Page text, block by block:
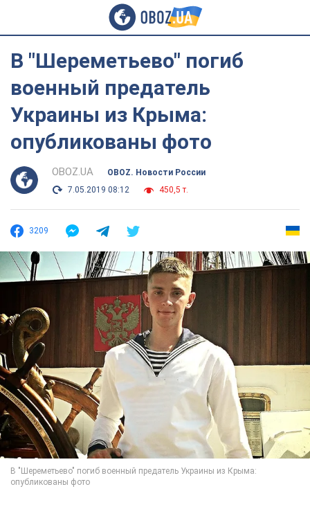
В "Шереметьево" погиб
военный предатель
Украины из Крыма:
опубликованы фото
OBOZ.UA
OBOZ. Новости России
7.05.2019 08:12
450,5 т.
3209